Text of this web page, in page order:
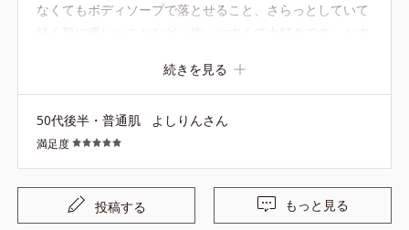
なくてもボディソープで落とせること、さらっとしていて
続きを見る
50代後半・普通肌 よしりんさん
満足度
投稿する もっと見る